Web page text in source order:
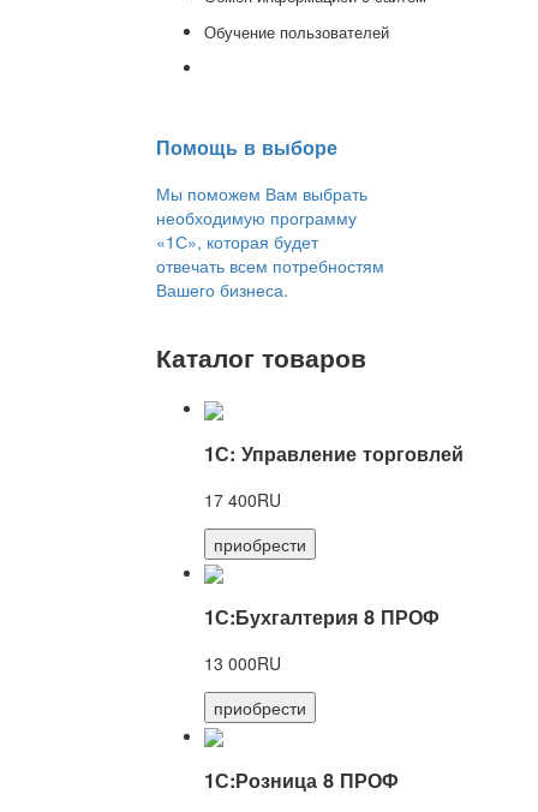
Обучение пользователей
Помощь в выборе
Мы поможем Вам выбрать
необходимую программу
«1С», которая будет
отвечать всем потребностям
Вашего бизнеса.
Каталог товаров
1С: Управление торговлей
17 400RU
приобрести
1С:Бухгалтерия 8 ПРОФ
13 000RU
приобрести
1С:Розница 8 ПРОФ